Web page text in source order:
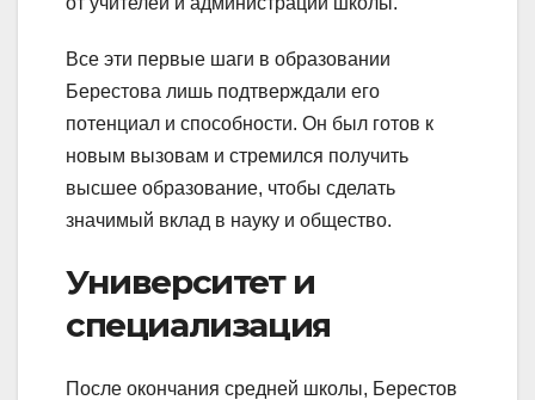
Все эти первые шаги в образовании
Берестова лишь подтверждали его
потенциал и способности. Он был готов к
новым вызовам и стремился получить
высшее образование, чтобы сделать
значимый вклад в науку и общество.
Университет и
специализация
После окончания средней школы, Берестов